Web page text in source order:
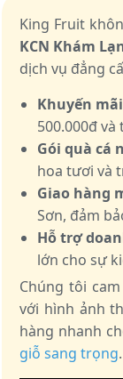
King Fruit
KCN Khám
dịch vụ đẳng
Khuyến
500.000đ
Gói quà cá
hoa tươi và
Giao hàng
Sơn, đảm
Hỗ trợ
lớn cho sự
Chúng tôi
với hình ảnh
hàng nhanh
giỗ sang trọng.